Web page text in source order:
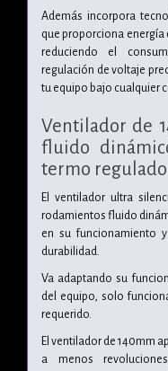
Además incorpora
que proporciona
reduciendo el
regulación de voltaje
tu equipo bajo cualquier
Ventilador de
fluido
termo regulado
El ventilador ultra
rodamientos fluido
en su funcionamiento
durabilidad.
Va adaptando su
del equipo, solo
requerido.
El ventilador de 140mm
a menos